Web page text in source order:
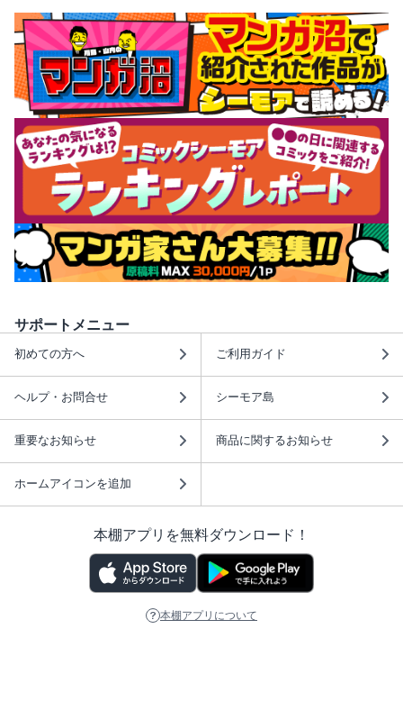
サポートメニュー
初めての方へ ご利用ガイド
ヘルプ・お問合せ シーモア島
重要なお知らせ 商品に関するお知らせ
ホームアイコンを追加
本棚アプリを無料ダウンロード！
本棚アプリについて